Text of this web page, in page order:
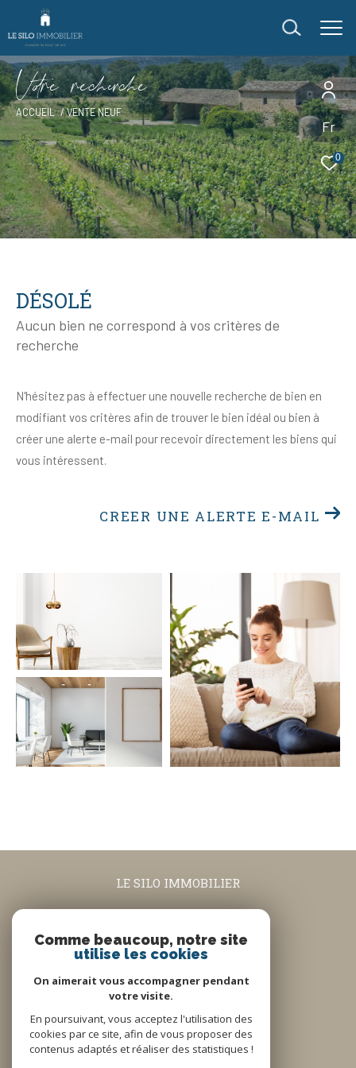
Fr
0
Vore recece
ACCUEIL VENTE NEUF
DÉSOLÉ
Aucun bien ne correspond à vos critères de
recherche
N'hésitez pas à effectuer une nouvelle recherche de bien en
modifiant vos critères afin de trouver le bien idéal ou bien à
créer une alerte e-mail pour recevoir directement les biens qui
vous intéressent.
CREER UNE ALERTE E-MAIL
LE SILO IMMOBILIER
contact@lesiloimmobilier.fr
5 rue Louis Blanc
Nous suivre sur
Comme beaucoup, notre site
utilise les cookies
On aimerait vous accompagner pendant
votre visite.
En poursuivant, vous acceptez l'utilisation des
cookies par ce site, afin de vous proposer des
contenus adaptés et réaliser des statistiques !